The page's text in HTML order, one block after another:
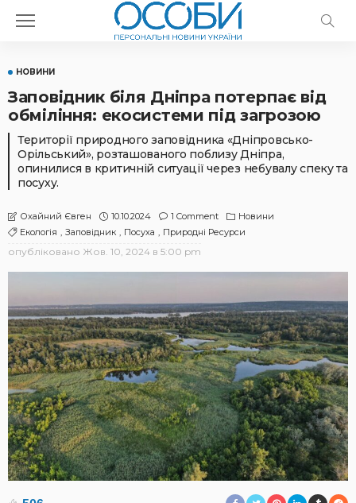
НОВИНИ
Заповідник біля Дніпра потерпає від
обміління: екосистеми під загрозою
Території природного заповідника «Дніпровсько-
Орільський», розташованого поблизу Дніпра,
опинилися в критичній ситуації через небувалу спеку та
посуху.
Охайний Євген 10.10.2024 1 Comment
Новини
Екологія
Заповідник Посуха Природні Ресурси
опубліковано Жов. 10, 2024 в 5:00 pm